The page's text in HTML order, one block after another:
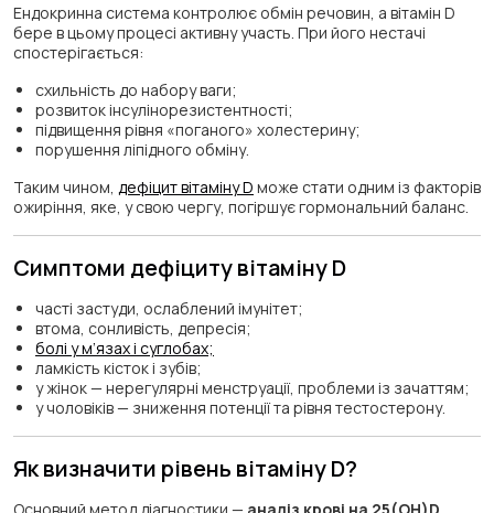
Ендокринна система контролює обмін речовин, а вітамін D
бере в цьому процесі активну участь. При його нестачі
спостерігається:
схильність до набору ваги;
розвиток інсулінорезистентності;
підвищення рівня «поганого» холестерину;
порушення ліпідного обміну.
Таким чином, дефіцит вітаміну D може стати одним із факторів
ожиріння, яке, у свою чергу, погіршує гормональний баланс.
Симптоми дефіциту вітаміну D
часті застуди, ослаблений імунітет;
втома, сонливість, депресія;
болі у м’язах і суглобах;
ламкість кісток і зубів;
у жінок — нерегулярні менструації, проблеми із зачаттям;
у чоловіків — зниження потенції та рівня тестостерону.
Як визначити рівень вітаміну D?
Основний метод діагностики — аналіз крові на 25(OH)D